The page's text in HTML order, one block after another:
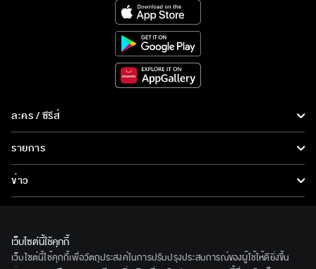
ละคร / ซีรีส์
ซีรีส์นานาชาติ
การ์ตูน & เกม
รายการ
ข่าว
ข่าวประชาสัมพันธ์
ทีวีออนไลน์
เกี่ยวกับเรา
เว็บไซต์นี้ใช้คุกกี้
เว็บไซต์นี้ใช้คุกกี้เพื่อวัตถุประสงค์ในการปรับปรุงประสบการณ์ของผู้ใช้ให้ดียิ่งขึ้น